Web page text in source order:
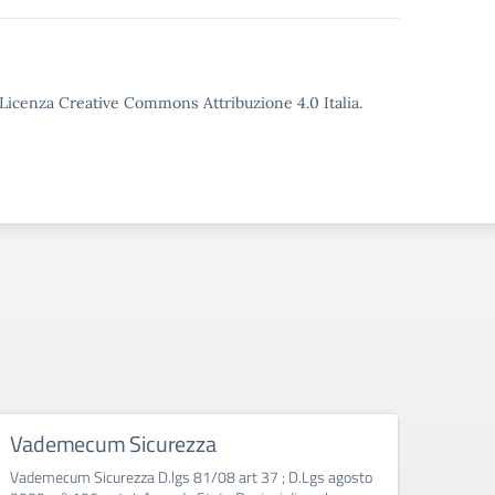
Creative Commons Attribuzione 4.0 Italia.
Vademecum Sicurezza
Vademecum Sicurezza D.lgs 81/08 art 37 ; D.Lgs agosto